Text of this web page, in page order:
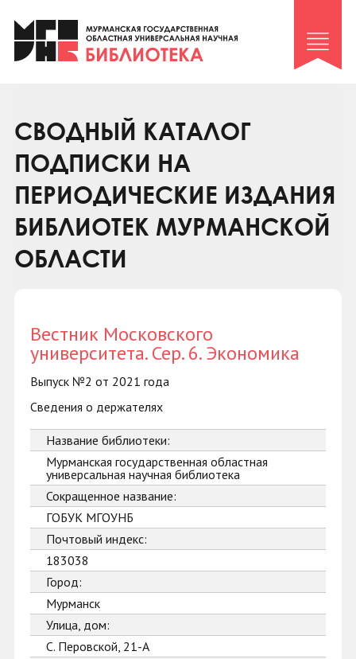
Клуб «Гиря и сельдерей»
Клуб «Семейный архив»
Коллегам
Контакты
СВОДНЫЙ КАТАЛОГ
ПОДПИСКИ НА
ПЕРИОДИЧЕСКИЕ ИЗДАНИЯ
БИБЛИОТЕК МУРМАНСКОЙ
ОБЛАСТИ
Вестник Московского
университета. Сер. 6. Экономика
Выпуск №2 от 2021 года
Сведения о держателях
Название библиотеки:
Мурманская государственная областная
универсальная научная библиотека
Сокращенное название:
ГОБУК МГОУНБ
Почтовый индекс:
183038
Город:
Мурманск
Улица, дом:
С. Перовской, 21-А